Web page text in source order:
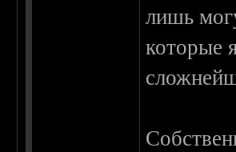
лишь
которые